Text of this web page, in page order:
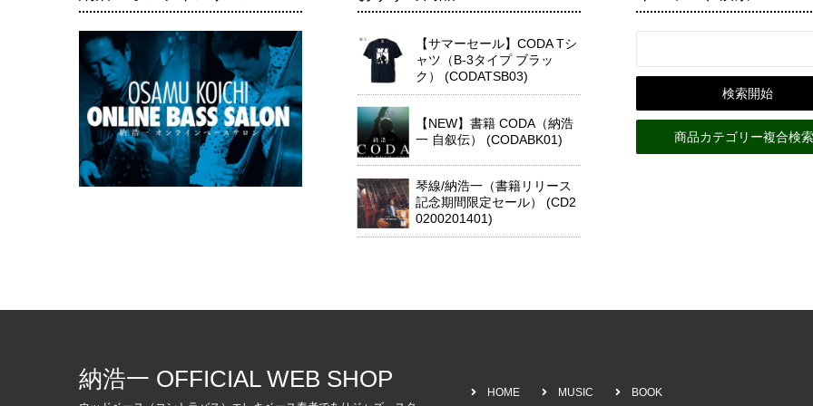
【サマーセール】CODA Tシ
ャツ（B-3タイプ ブラッ
ク） (CODATSB03)
【NEW】書籍 CODA（納浩
一 自叙伝） (CODABK01)
琴線/納浩一（書籍リリース
記念期間限定セール） (CD2
0200201401)
商品カテゴリー複合検
納浩一 OFFICIAL WEB SHOP
HOME MUSIC BOOK